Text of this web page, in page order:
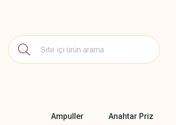
Ampuller Anahtar Priz